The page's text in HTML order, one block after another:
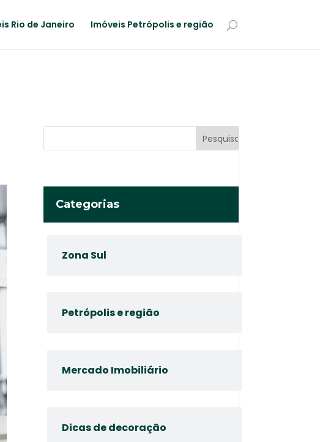
Rio de Janeiro Imóveis Petrópolis e região
Categorias
Zona Sul
Petrópolis e região
Mercado Imobiliário
Dicas de decoração